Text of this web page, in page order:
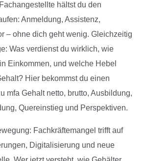
hältst du den
Anmeldung, Assistenz,
– ohne dich geht wenig. Gleichzeitig
Was verdienst du wirklich, wie
Einkommen, und welche Hebel
Hier bekommst du einen
mfa Gehalt netto, brutto, Ausbildung,
Quereinstieg und Perspektiven.
Fachkräftemangel trifft auf
Digitalisierung und neue